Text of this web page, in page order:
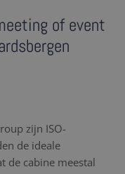
of event
zijn ISO-
de ideale
de cabine meestal